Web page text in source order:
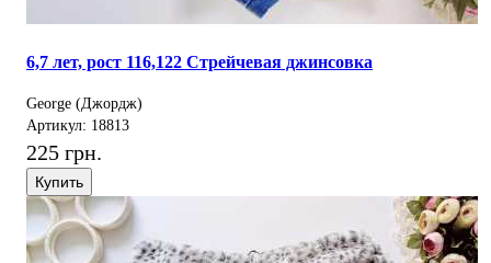
6,7 лет, рост 116,122 Стрейчевая джинсовка
George (Джордж)
Артикул: 18813
225 грн.
Купить